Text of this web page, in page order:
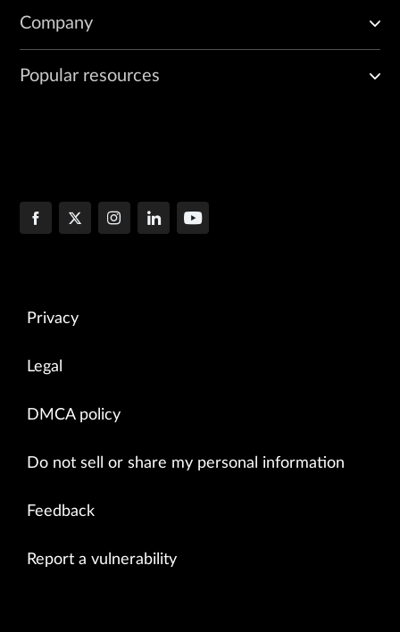
Company
Popular resources
Privacy
Legal
DMCA policy
Do not sell or share my personal information
Feedback
Report a vulnerability